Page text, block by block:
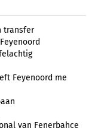
transfer
Feyenoord me
van Fenerbahçe